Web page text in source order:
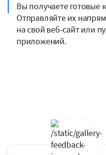
Вы получаете готовые
Отправляйте их
на свой веб-сайт или
приложений.